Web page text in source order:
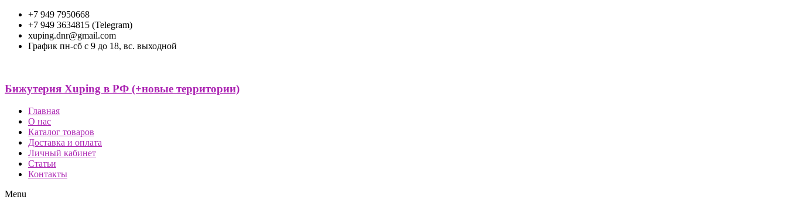
+7 949 7950668
+7 949 3634815 (Telegram)
xuping.dnr@gmail.com
График пн-сб с 9 до 18, вс. выходной
Бижутерия Xuping в РФ (+новые территории)
Главная
О нас
Каталог товаров
Доставка и оплата
Личный кабинет
Статьи
Контакты
Menu